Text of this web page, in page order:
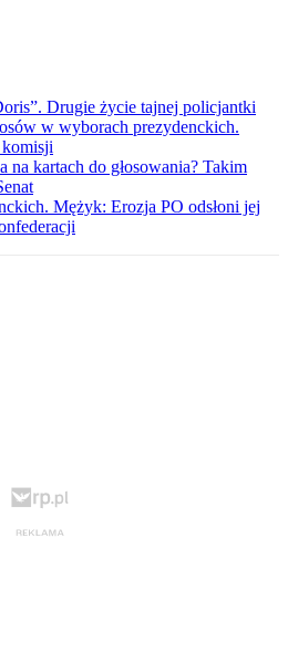
Drugie życie tajnej policjantki
w wyborach prezydenckich.
na kartach do głosowania? Takim
Mężyk: Erozja PO odsłoni jej